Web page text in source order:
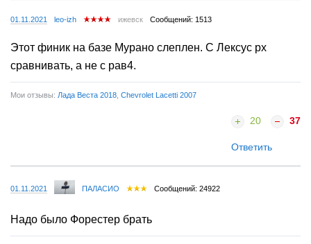
01.11.2021 leo-izh ижевск Сообщений: 1513
Этот финик на базе Мурано слеплен. С Лексус рх
сравнивать, а не с рав4.
Мои отзывы: Лада Веста 2018 Chevrolet Lacetti 2007
20 37
Ответить
01.11.2021 ПАЛАСИО Сообщений: 24922
Надо было Форестер брать